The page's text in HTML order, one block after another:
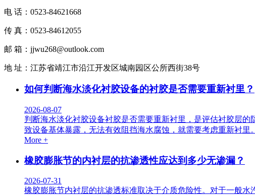
电 话：0523-84621668
传 真：0523-84612055
邮 箱：jjwu268@outlook.com
地 址：江苏省靖江市沿江开发区城南园区公所西街38号
如何判断海水淡化衬胶设备的衬胶是否需要重新衬里？
2026-08-07
判断海水淡化衬胶设备衬胶是否需要重新衬里，是评估衬胶层
致设备基体暴露，无法有效阻挡海水腐蚀，就需要考虑重新衬里。
More +
橡胶膨胀节的内衬层的抗渗透性应达到多少无渗漏？
2026-07-31
橡胶膨胀节内衬层的抗渗透标准取决于介质危险性。对于一般水